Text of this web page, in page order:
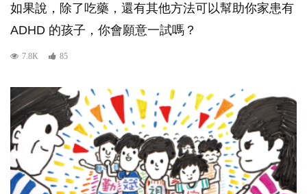
如果說，除了吃藥，還有其他方法可以幫助你家患有
ADHD 的孩子，你會願意一試嗎？
7.8K 85